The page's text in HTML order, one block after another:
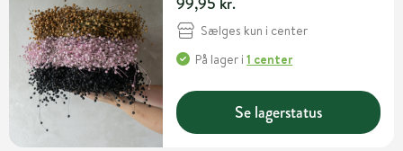
Sælges kun i center
På lager i1 center
Se lagerstatus